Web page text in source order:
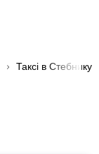
Таксі в Стебнику